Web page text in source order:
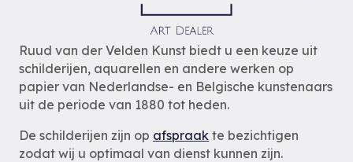
Ruud van der Velden Kunst biedt u een keuze uit
schilderijen, aquarellen en andere werken op
papier van Nederlandse- en Belgische kunstenaars
uit de periode van 1880 tot heden.
De schilderijen zijn op afspraak te bezichtigen
zodat wij u optimaal van dienst kunnen zijn.